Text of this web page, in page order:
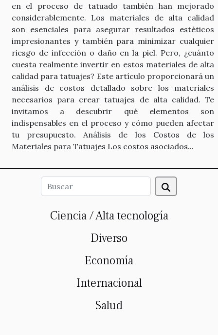
en el proceso de tatuado también han mejorado
considerablemente. Los materiales de alta calidad
son esenciales para asegurar resultados estéticos
impresionantes y también para minimizar cualquier
riesgo de infección o daño en la piel. Pero, ¿cuánto
cuesta realmente invertir en estos materiales de alta
calidad para tatuajes? Este artículo proporcionará un
análisis de costos detallado sobre los materiales
necesarios para crear tatuajes de alta calidad. Te
invitamos a descubrir qué elementos son
indispensables en el proceso y cómo pueden afectar
tu presupuesto. Análisis de los Costos de los
Materiales para Tatuajes Los costos asociados...
Ciencia / Alta tecnología
Diverso
Economía
Internacional
Salud